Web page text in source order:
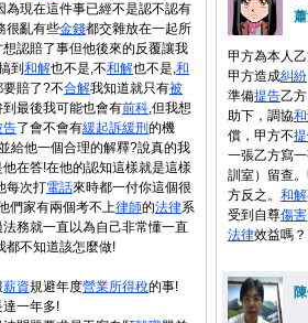
為現在這件事已經不是認不認有
很亂有些金錢都交雜放在一起所
認賠了事但他後來的反覆讓我
到 和解也不是,不和解也不是,和
賠了?不合解我知道就只有被
最後我可能也會有前科,但我想
告了會不會有緩起訴緩刑 的機
給他一個合理的解釋?說真的我
在答!在他的認知這樣就是這樣
每次打電話來時都一付你這個很
們家有兩個考不上律師的法律系
法務就一直以為自己非常懂一直
都不知道該怎麼做!
薪資規避年度營業所得稅的事!
達一年多!
甲方為本人
甲方造成糾紛
準備提告乙
助下，調協
償，甲方不
一張乙方寫
訓室）留查
方反之。 和解
受到自尊傷害
法律效益嗎？